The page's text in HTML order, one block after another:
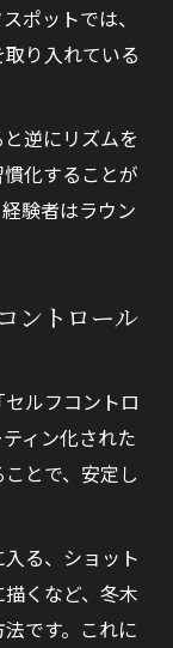
ポットでは、
り入れている
逆にリズムを
化することが
験者はラウン
ントロール
ルフコントロ
ィン化された
とで、安定し
る、ショット
くなど、冬木
です。これに